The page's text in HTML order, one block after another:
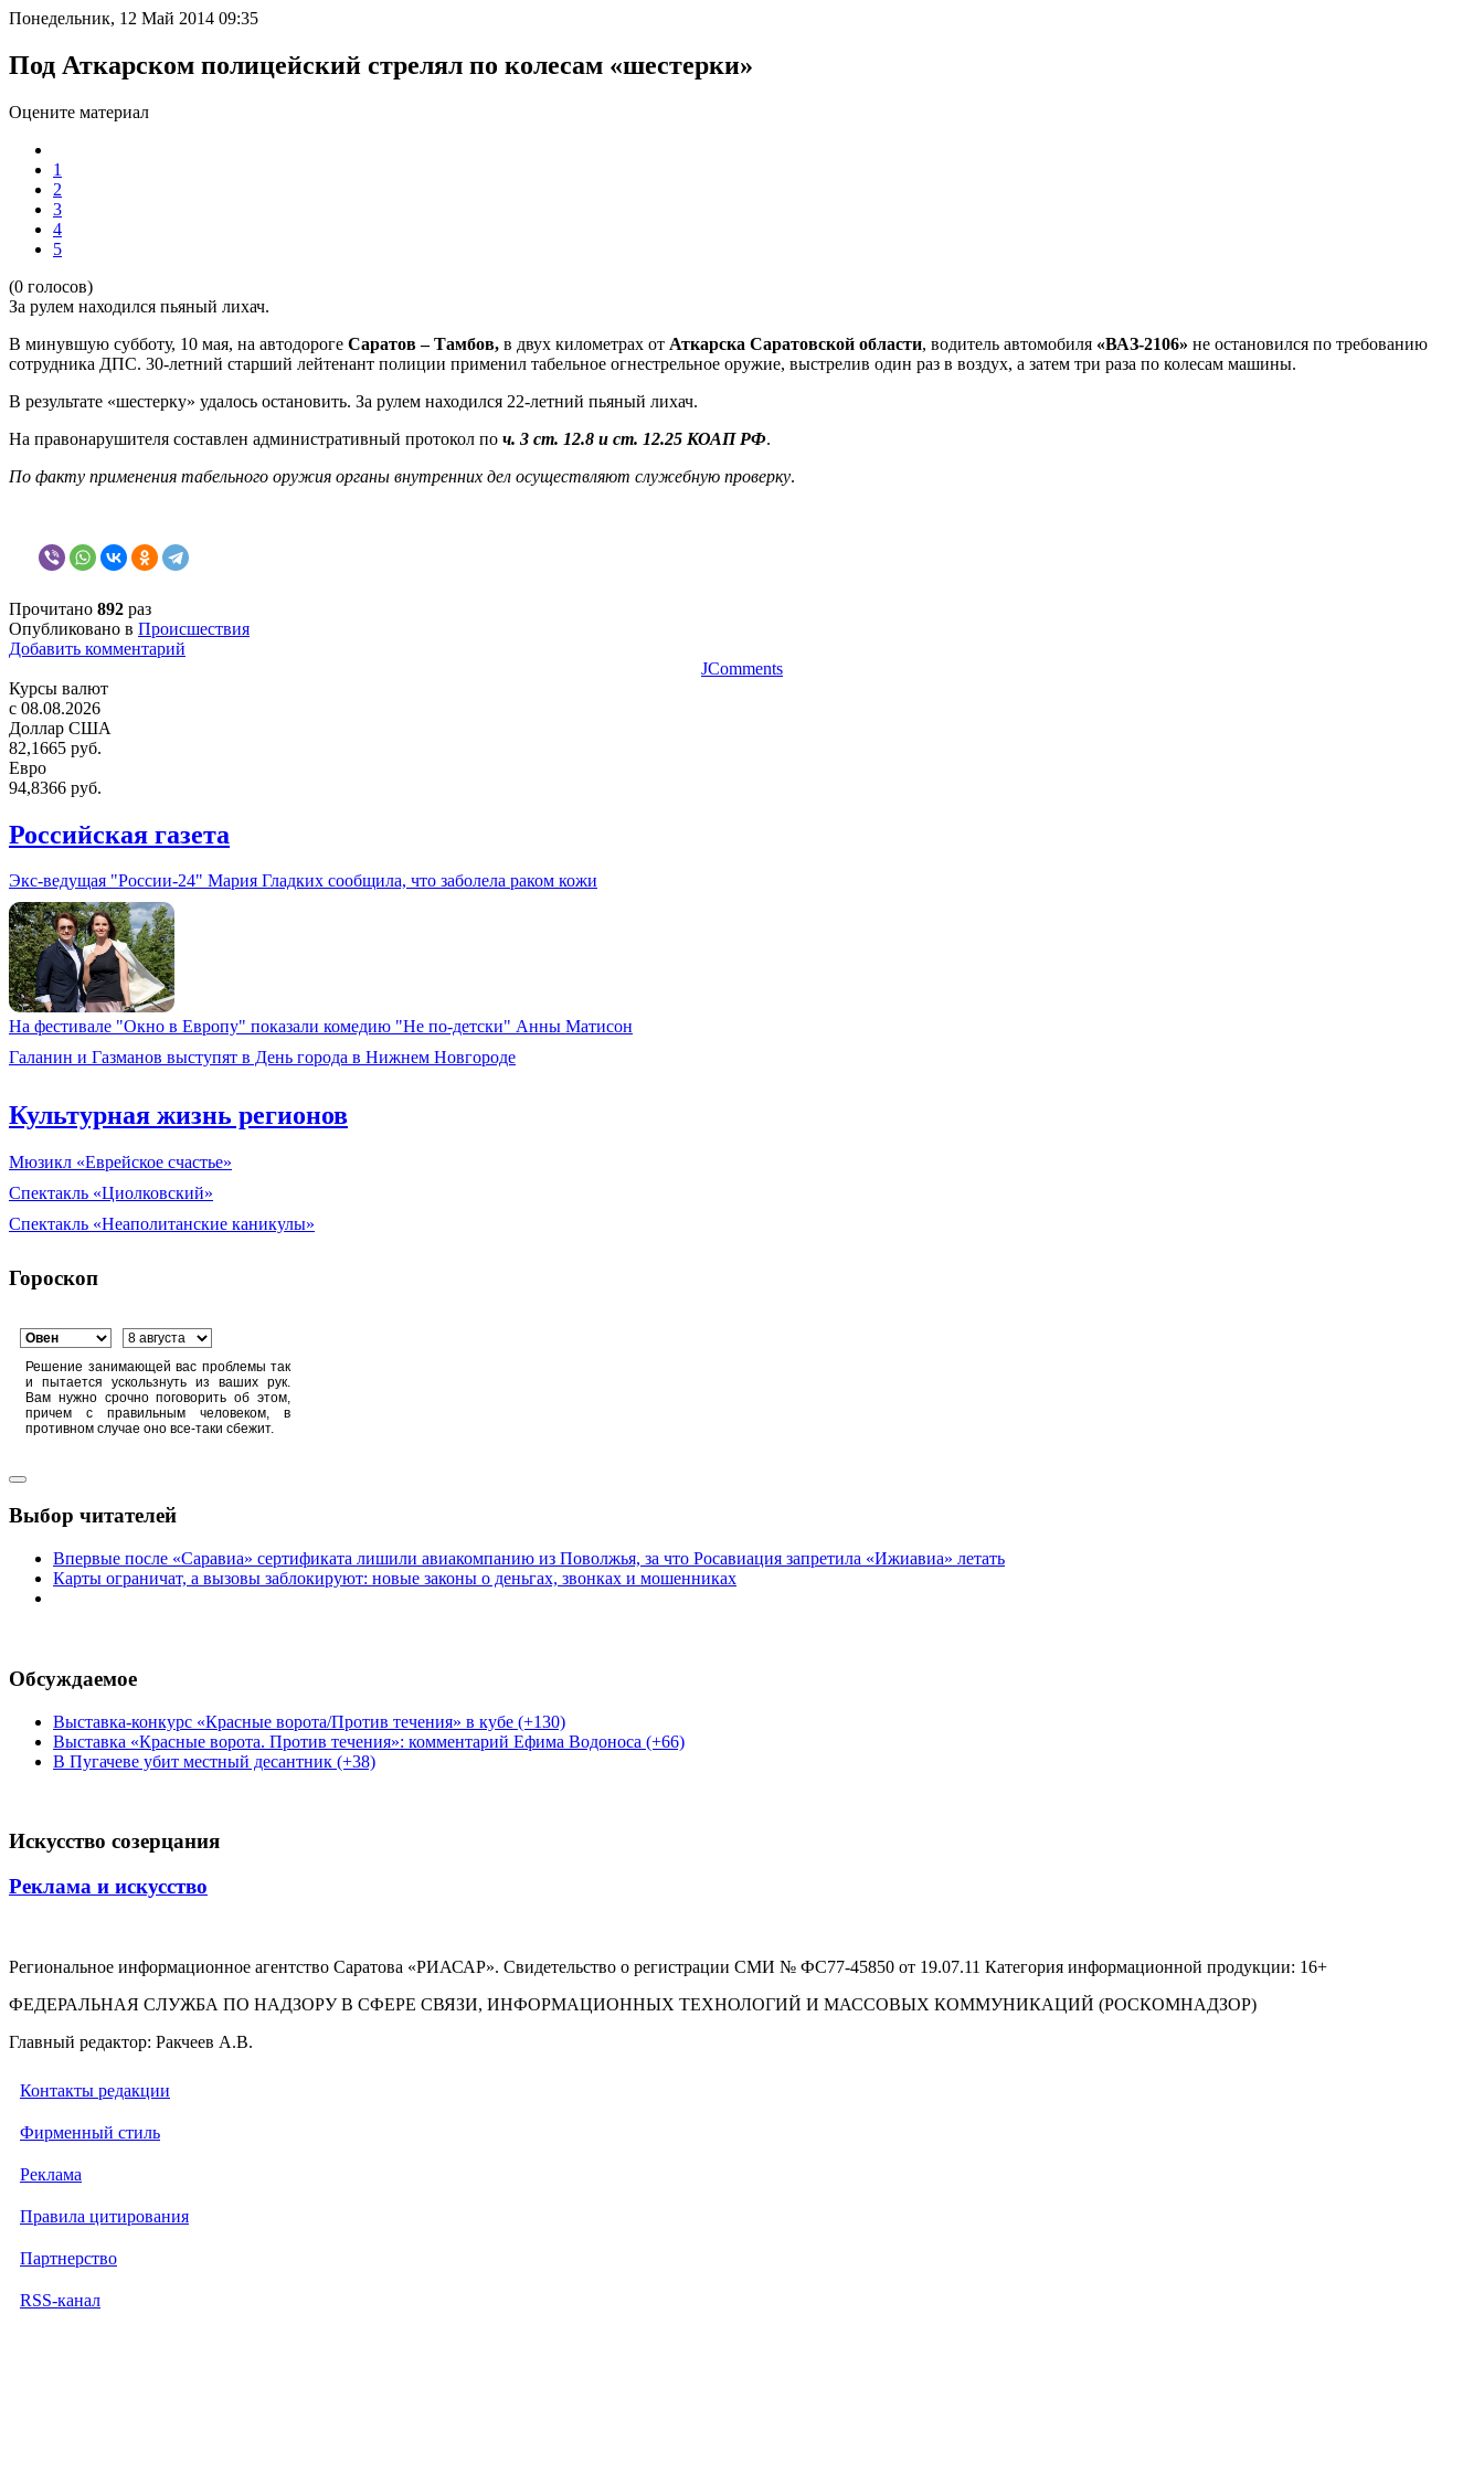
Понедельник, 12 Май 2014 09:35
Под Аткарском полицейский стрелял по колесам «шестерки»
Оцените материал
1
2
3
4
5
(0 голосов)
За рулем находился пьяный лихач.
В минувшую субботу, 10 мая, на автодороге Саратов – Тамбов, в двух километрах от Аткарска Саратовской области, водитель автомобиля «ВАЗ-2106» не остановился по требованию
сотрудника ДПС. 30-летний старший лейтенант полиции применил табельное огнестрельное оружие, выстрелив один раз в воздух, а затем три раза по колесам машины.
В результате «шестерку» удалось остановить. За рулем находился 22-летний пьяный лихач.
На правонарушителя составлен административный протокол по ч. 3 ст. 12.8 и ст. 12.25 КОАП РФ.
По факту применения табельного оружия органы внутренних дел осуществляют служебную проверку.
Прочитано 892 раз
Опубликовано в Происшествия
Добавить комментарий
JComments
Курсы валют
c 08.08.2026
Доллар США
82,1665 руб.
Евро
94,8366 руб.
Российская газета
Экс-ведущая "России-24" Мария Гладких сообщила, что заболела раком кожи
На фестивале "Окно в Европу" показали комедию "Не по-детски" Анны Матисон
Галанин и Газманов выступят в День города в Нижнем Новгороде
Культурная жизнь регионов
Мюзикл «Еврейское счастье»
Спектакль «Циолковский»
Спектакль «Неаполитанские каникулы»
Гороскоп
Решение занимающей вас проблемы так
и пытается ускользнуть из ваших рук.
Вам нужно срочно поговорить об этом,
причем с правильным человеком, в
противном случае оно все-таки сбежит.
Выбор читателей
Впервые после «Саравиа» сертификата лишили авиакомпанию из Поволжья, за что Росавиация запретила «Ижиавиа» летать
Карты ограничат, а вызовы заблокируют: новые законы о деньгах, звонках и мошенниках
Обсуждаемое
Выставка-конкурс «Красные ворота/Против течения» в кубе (+130)
Выставка «Красные ворота. Против течения»: комментарий Ефима Водоноса (+66)
В Пугачеве убит местный десантник (+38)
Искусство созерцания
Реклама и искусство
Региональное информационное агентство Саратова «РИАСАР». Свидетельство о регистрации СМИ № ФС77-45850 от 19.07.11 Категория информационной продукции: 16+
ФЕДЕРАЛЬНАЯ СЛУЖБА ПО НАДЗОРУ В СФЕРЕ СВЯЗИ, ИНФОРМАЦИОННЫХ ТЕХНОЛОГИЙ И МАССОВЫХ КОММУНИКАЦИЙ (РОСКОМНАДЗОР)
Главный редактор: Ракчеев А.В.
Контакты редакции
Фирменный стиль
Реклама
Правила цитирования
Партнерство
RSS-канал